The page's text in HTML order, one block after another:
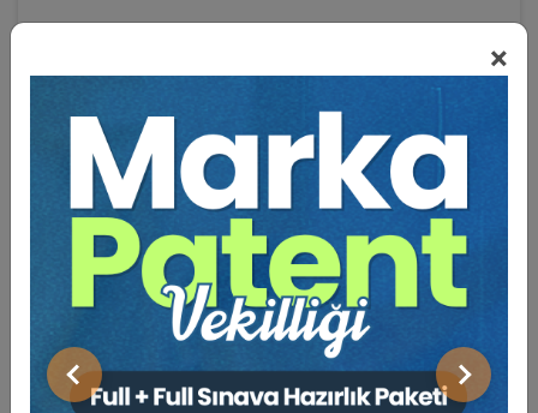
×
Önceki Sonraki
Eğitmen Hakkında
Sosyal Medya